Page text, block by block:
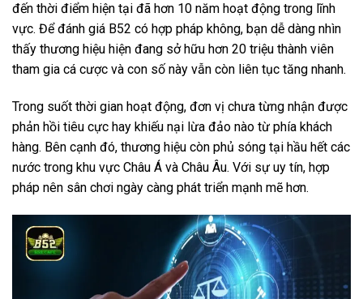
đến thời điểm hiện tại đã hơn 10 năm hoạt động trong lĩnh
vực. Để đánh giá B52 có hợp pháp không, bạn dễ dàng nhìn
thấy thương hiệu hiện đang sở hữu hơn 20 triệu thành viên
tham gia cá cược và con số này vẫn còn liên tục tăng nhanh.
Trong suốt thời gian hoạt động, đơn vị chưa từng nhận được
phản hồi tiêu cực hay khiếu nại lừa đảo nào từ phía khách
hàng. Bên cạnh đó, thương hiệu còn phủ sóng tại hầu hết các
nước trong khu vực Châu Á và Châu Âu. Với sự uy tín, hợp
pháp nên sân chơi ngày càng phát triển mạnh mẽ hơn.